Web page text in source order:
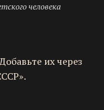
человека
их через